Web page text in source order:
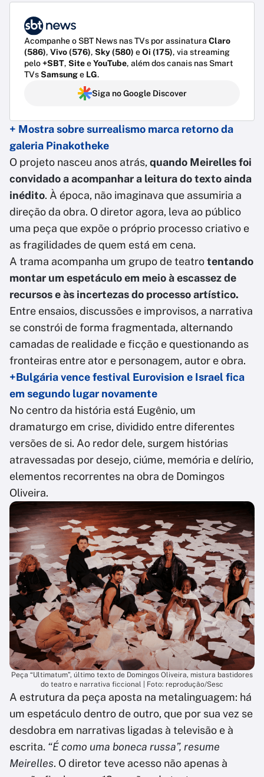
Acompanhe o SBT News nas TVs por assinatura Claro
(586), Vivo (576), Sky (580) eOi (175), via streaming
pelo+SBT, SiteeYouTube, além dos canais nas Smart
TVsSamsunge LG.
Siga no Google Discover
+ Mostra sobre surrealismo marca retorno da
galeria Pinakotheke
O projeto nasceu anos atrás, quando Meirelles foi
convidado a acompanhar a leitura do texto ainda
inédito. À época, não imaginava que assumiria a
direção da obra. O diretor agora, leva ao público
uma peça que expõe o próprio processo criativo e
as fragilidades de quem está em cena.
A trama acompanha um grupo de teatrotentando
montar um espetáculo em meio à escassez de
recursos e às incertezas do processo artístico.
Entre ensaios, discussões e improvisos, a narrativa
se constrói de forma fragmentada, alternando
camadas de realidade e ficção e questionando as
fronteiras entre ator e personagem, autor e obra.
+Bulgária vence festival Eurovision e Israel fica
em segundo lugar novamente
No centro da história está Eugênio, um
dramaturgo em crise, dividido entre diferentes
versões de si. Ao redor dele, surgem histórias
atravessadas por desejo, ciúme, memória e delírio,
elementos recorrentes na obra de Domingos
Oliveira.
Peça “Ultimatum”, último texto de Domingos Oliveira, mistura bastidores
do teatro e narrativa ficcional | Foto: reprodução/Sesc
A estrutura da peça aposta na metalinguagem: há
um espetáculo dentro de outro, que por sua vez se
desdobra em narrativas ligadas à televisão e à
escrita. “É como uma boneca russa”, resume
Meirelles. O diretor teve acesso não apenas à